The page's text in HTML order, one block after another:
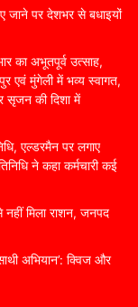
जाने पर देशभर से बधाइयों
का अभूतपूर्व उत्साह,
एवं मुंगेली में भव्य स्वागत,
सृजन की दिशा में
एल्डरमैन पर लगाए
ने कहा कर्मचारी कई
नहीं मिला राशन, जनपद
अभियान’: क्विज और